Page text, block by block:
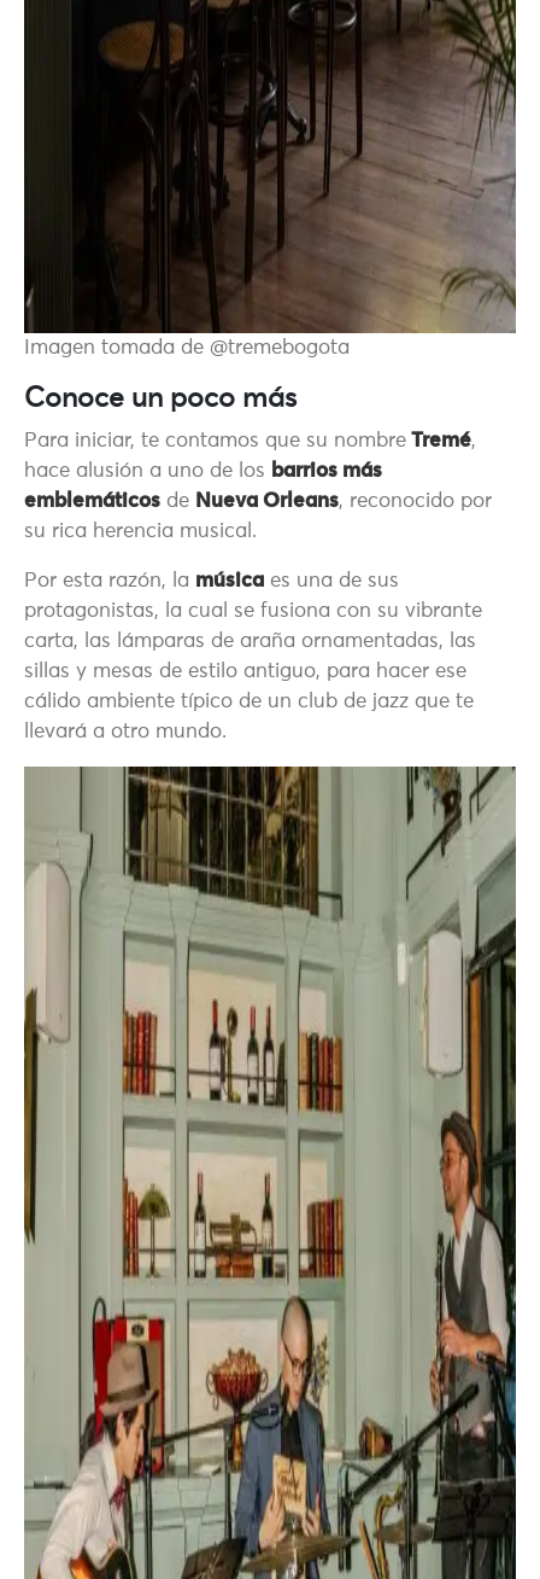
Imagen tomada de @tremebogota
Conoce un poco más
Para iniciar, te contamos que su nombre Tremé,
hace alusión a uno de los barrios más
emblemáticos de Nueva Orleans, reconocido por
su rica herencia musical.
Por esta razón, la música es una de sus
protagonistas, la cual se fusiona con su vibrante
carta, las lámparas de araña ornamentadas, las
sillas y mesas de estilo antiguo, para hacer ese
cálido ambiente típico de un club de jazz que te
llevará a otro mundo.